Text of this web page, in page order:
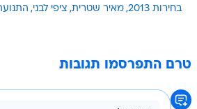
בחירות 2013 מאיר שטרית ציפי לבני
טרם התפרסמו תגובות